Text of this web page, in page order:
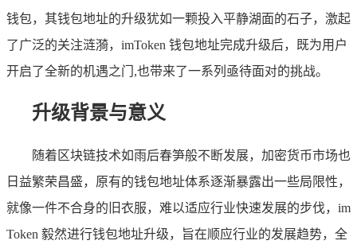
钱包，其钱包地址的升级犹如一颗投入平静湖面的石子，激起
了广泛的关注涟漪，imToken 钱包地址完成升级后，既为用户
开启了全新的机遇之门,也带来了一系列亟待面对的挑战。
升级背景与意义
随着区块链技术如雨后春笋般不断发展，加密货币市场也
日益繁荣昌盛，原有的钱包地址体系逐渐暴露出一些局限性，
就像一件不合身的旧衣服，难以适应行业快速发展的步伐，im
Token 毅然进行钱包地址升级，旨在顺应行业的发展趋势，全